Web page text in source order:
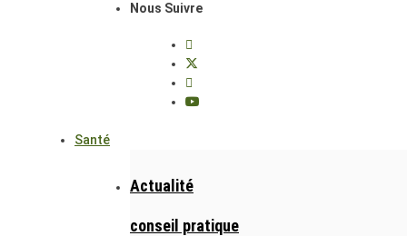
Nous Suivre
Santé
Actualité
conseil pratique